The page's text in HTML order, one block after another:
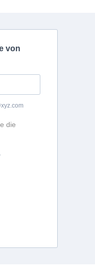
von
die